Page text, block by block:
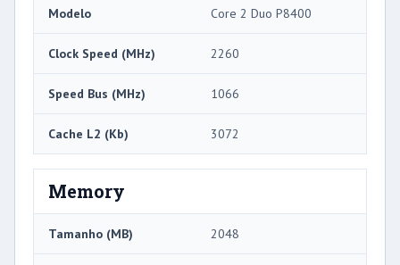
Modelo Core 2 Duo P8400
Clock Speed ​​(MHz) 2260
Speed ​​Bus (MHz) 1066
Cache L2 (Kb) 3072
Memory
Tamanho (MB) 2048